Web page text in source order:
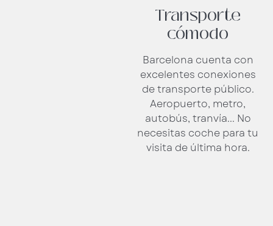
Transporte
cómodo
Barcelona cuenta con
excelentes conexiones
de transporte público.
Aeropuerto, metro,
autobús, tranvía... No
necesitas coche para tu
visita de última hora.